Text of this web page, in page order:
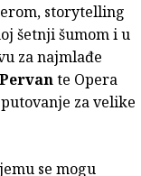
storytelling
šetnji šumom i u
za najmlađe
te Opera
za velike
se mogu